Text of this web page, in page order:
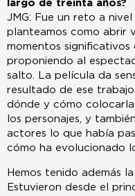
largo de treinta años?
JMG: Fue un reto a
planteamos como abrir
momentos significativos
proponiendo al
salto. La película da
resultado de ese
dónde y cómo
los personajes, y
actores lo que había
cómo ha evolucionado
Hemos tenido además
Estuvieron desde el